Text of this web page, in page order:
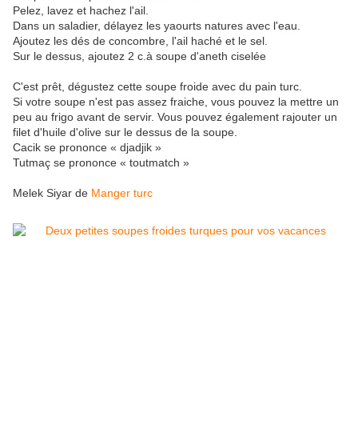
Pelez, lavez et hachez l'ail.
Dans un saladier, délayez les yaourts natures avec l'eau.
Ajoutez les dés de concombre, l'ail haché et le sel.
Sur le dessus, ajoutez 2 c.à soupe d'aneth ciselée
C'est prêt, dégustez cette soupe froide avec du pain turc.
Si votre soupe n'est pas assez fraiche, vous pouvez la mettre un
peu au frigo avant de servir. Vous pouvez également rajouter un
filet d'huile d'olive sur le dessus de la soupe.
Cacik se prononce « djadjik »
Tutmaç se prononce « toutmatch »
Melek Siyar de Manger turc